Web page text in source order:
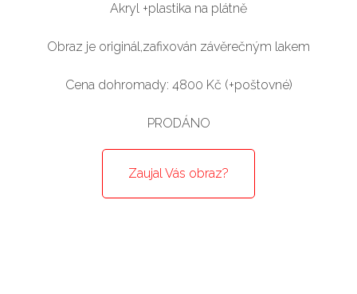
Akryl +plastika na plátně
Obraz je originál,zafixován závěrečným lakem
Cena dohromady: 4800 Kč (+poštovné)
PRODÁNO
Zaujal Vás obraz?